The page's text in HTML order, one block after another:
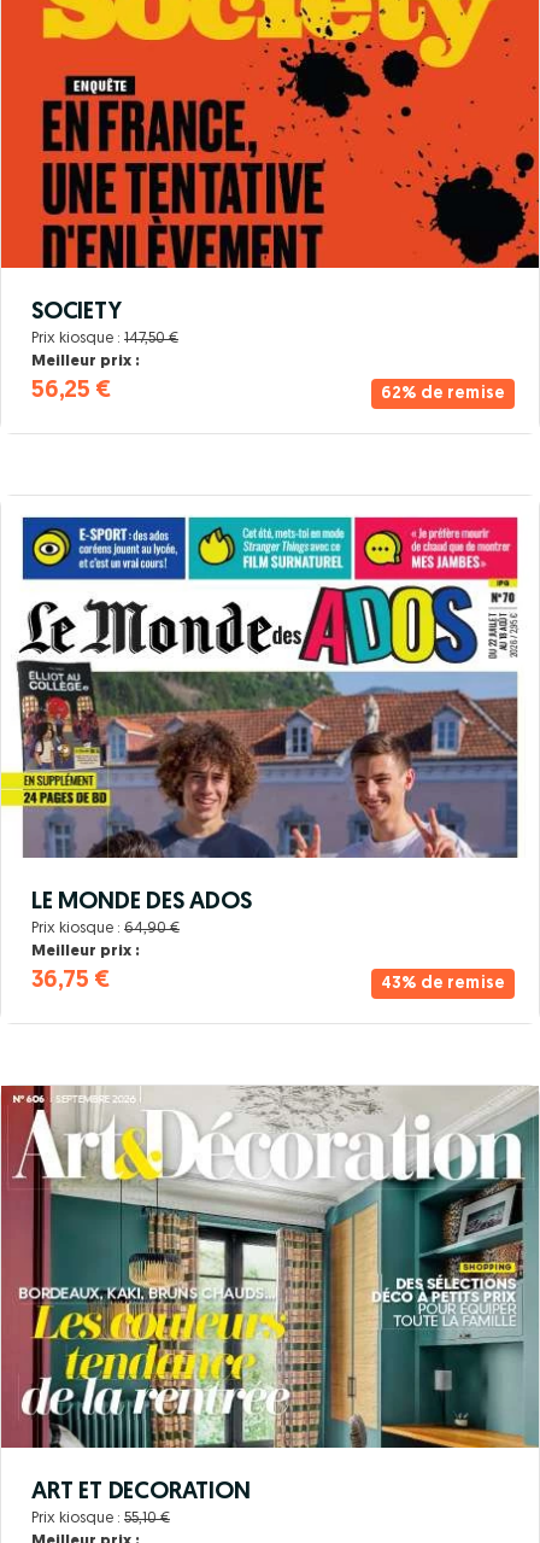
62% de remise
SOCIETY
Prix kiosque : 147,50 €
Meilleur prix :
56,25 €
43% de remise
LE MONDE DES ADOS
Prix kiosque : 64,90 €
Meilleur prix :
36,75 €
ART ET DECORATION
Prix kiosque : 55,10 €